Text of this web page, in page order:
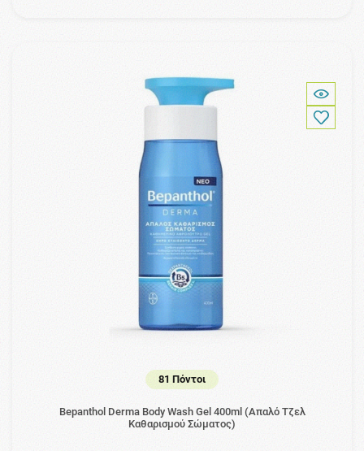
81 Πόντοι
Bepanthol Derma Body Wash Gel 400ml (Απαλό Τζελ
Καθαρισμού Σώματος)